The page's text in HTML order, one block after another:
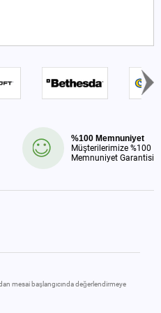
%100 Memnuniyet
Müşterilerimize %100
Memnuniyet Garantisi
mesai başlangıcında değerlendirmeye